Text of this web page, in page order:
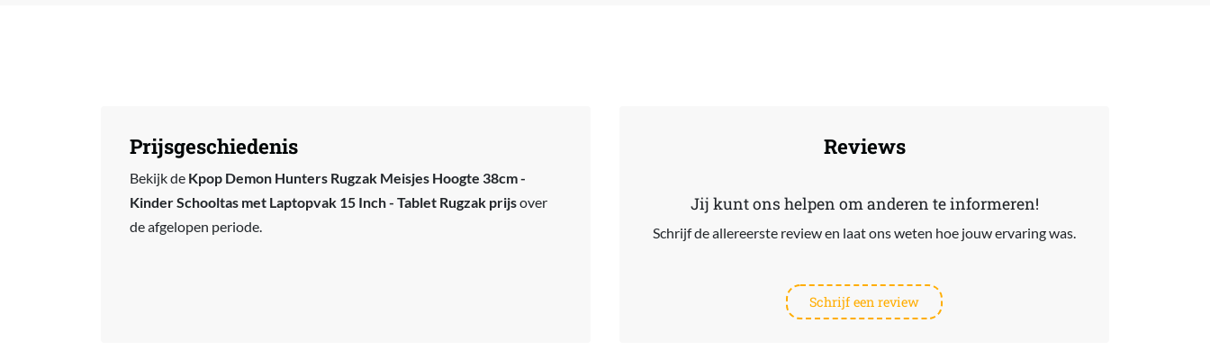
Prijsgeschiedenis
Bekijk de Kpop Demon Hunters Rugzak Meisjes Hoogte 38cm -
Kinder Schooltas met Laptopvak 15 Inch - Tablet Rugzak prijsover
de afgelopen periode.
Reviews
Jij kunt ons helpen om anderen te informeren!
Schrijf de allereerste review en laat ons weten hoe jouw ervaring was.
Schrijf een review